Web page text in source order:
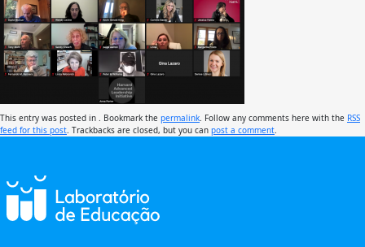
This entry was posted in . Bookmark the permalink . Follow any comments here with the RSS
feed for this post . Trackbacks are closed, but you can post a comment